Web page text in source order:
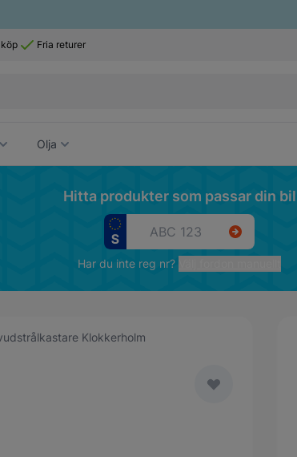
Fria returer
Olja
Hitta produkter som passar din bil
Har du inte reg nr?
Klokkerholm